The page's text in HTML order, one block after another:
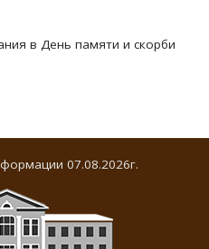
в День памяти и скорби
07.08.2026г.